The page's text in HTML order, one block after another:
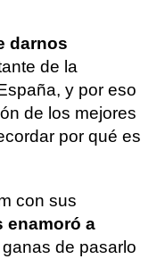
darnos
de la
y por eso
de los mejores
por qué es
con sus
enamoró a
de pasarlo